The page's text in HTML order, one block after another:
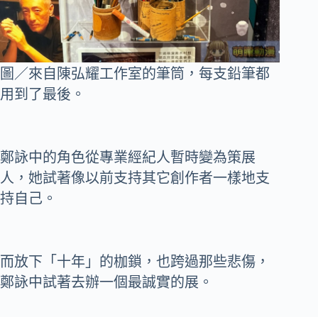
圖／來自陳弘耀工作室的筆筒，每支鉛筆都
用到了最後。
鄭詠中的角色從專業經紀人暫時變為策展
人，她試著像以前支持其它創作者一樣地支
持自己。
而放下「十年」的枷鎖，也跨過那些悲傷，
鄭詠中試著去辦一個最誠實的展。